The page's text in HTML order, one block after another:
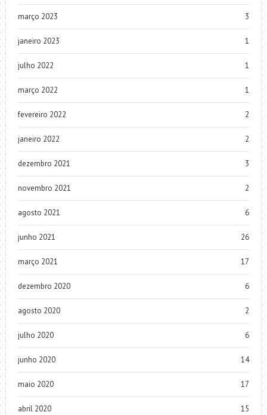
março 2023 3
janeiro 2023 1
julho 2022 1
março 2022 1
fevereiro 2022 2
janeiro 2022 2
dezembro 2021 3
novembro 2021 2
agosto 2021 6
junho 2021 26
março 2021 17
dezembro 2020 6
agosto 2020 2
julho 2020 6
junho 2020 14
maio 2020 17
abril 2020 15